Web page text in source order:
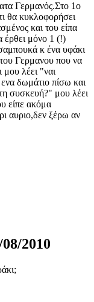
Γερμανός.Στο 1ο
θα κυκλοφορήσει
και του είπα
έρθει μόνο 1 (!)
κ ένα υφάκι
Γερμανου που να
μου λέει "ναι
δωμάτιο πίσω και
συσκευή?" μου λέει
είπε ακόμα
αυριο,δεν ξέρω αν
08/2010